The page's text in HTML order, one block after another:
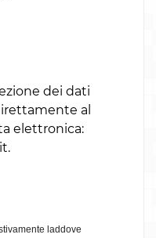
dei dati
al
elettronica:
.
laddove